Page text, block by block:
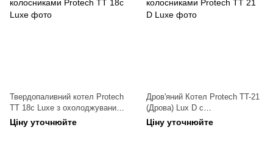
Твердопаливний котел Protech
TT 18c Luxe з охолоджуваними
чавунними колосниками
Ціну уточнюйте
Дров'яний Котел Protech TT-21
(Дрова) Lux D c
охолоджуваними чавунними
колосниками
Ціну уточнюйте